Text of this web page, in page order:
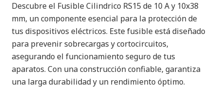
Descubre el Fusible Cilindrico RS15 de 10 A y 10x38
mm, un componente esencial para la protección de
tus dispositivos eléctricos. Este fusible está diseñado
para prevenir sobrecargas y cortocircuitos,
asegurando el funcionamiento seguro de tus
aparatos. Con una construcción confiable, garantiza
una larga durabilidad y un rendimiento óptimo.